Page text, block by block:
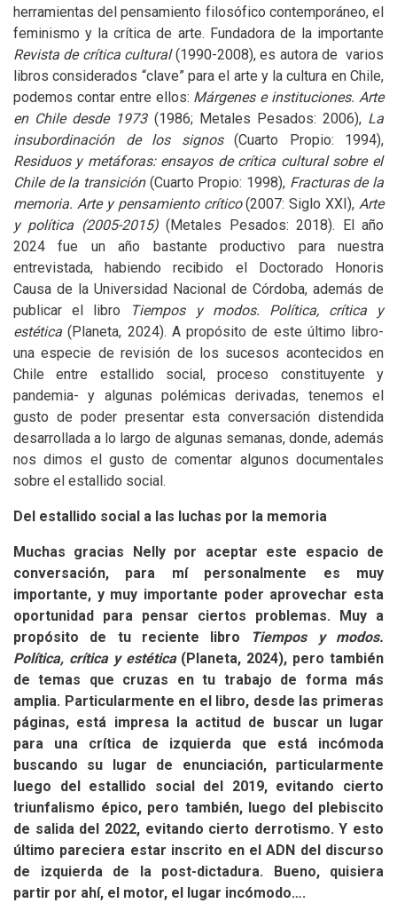
herramientas del pensamiento filosófico contemporáneo, el
feminismo y la crítica de arte. Fundadora de la importante
Revista de crítica cultural(1990-2008), es autora de varios
libros considerados “clave” para el arte y la cultura en Chile,
podemos contar entre ellos: Márgenes e instituciones. Arte
en Chile desde 1973(1986; Metales Pesados: 2006), La
insubordinación de los signos (Cuarto Propio: 1994),
Residuos y metáforas: ensayos de crítica cultural sobre el
Chile de la transición(Cuarto Propio: 1998), Fracturas de la
memoria. Arte y pensamiento crítico(2007: SigloXXI), Arte
y política (2005-2015)(Metales Pesados: 2018). El año
2024 fue un año bastante productivo para nuestra
entrevistada, habiendo recibido el Doctorado Honoris
Causa de la Universidad Nacional de Córdoba, además de
publicar el libro
Tiempos y modos. Política, crítica y
estética (Planeta, 2024). A propósito de este último libro-
una especie de revisión de los sucesos acontecidos en
Chile entre estallido social, proceso constituyente y
pandemia- y algunas polémicas derivadas, tenemos el
gusto de poder presentar esta conversación distendida
desarrollada a lo largo de algunas semanas, donde, además
nos dimos el gusto de comentar algunos documentales
sobre el estallido social.
Del estallido social a las luchas por la memoria
Muchas gracias Nelly por aceptar este espacio de
conversación, para mí personalmente es muy
importante, y muy importante poder aprovechar esta
oportunidad para pensar ciertos problemas. Muy a
propósito de tu reciente libro
Tiempos y modos.
Política, crítica y estética(Planeta, 2024), pero también
de temas que cruzas en tu trabajo de forma más
amplia. Particularmente en el libro, desde las primeras
páginas, está impresa la actitud de buscar un lugar
para una crítica de izquierda que está incómoda
buscando su lugar de enunciación, particularmente
luego del estallido social del 2019, evitando cierto
triunfalismo épico, pero también, luego del plebiscito
de salida del 2022, evitando cierto derrotismo. Y esto
último pareciera estar inscrito en elADN del discurso
de izquierda de la post-dictadura. Bueno, quisiera
partir por ahí, el motor, el lugar incómodo….